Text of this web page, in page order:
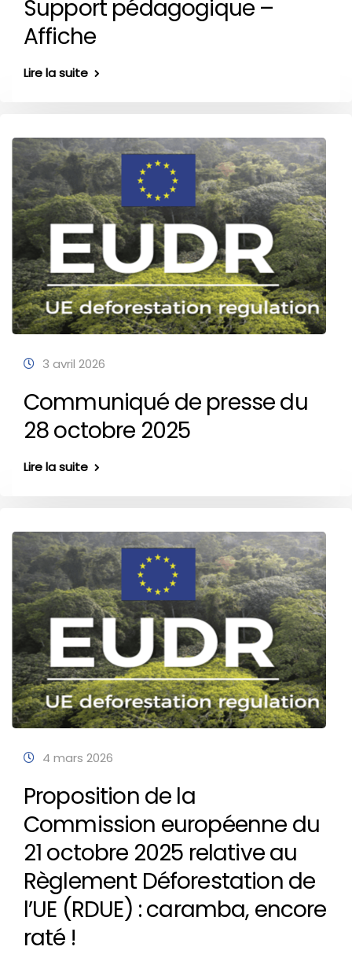
Support pédagogique –
Affiche
Lire la suite
3 avril 2026
Communiqué de presse du
28 octobre 2025
Lire la suite
4 mars 2026
Proposition de la
Commission européenne du
21 octobre 2025 relative au
Règlement Déforestation de
l’UE (RDUE) : caramba, encore
raté !